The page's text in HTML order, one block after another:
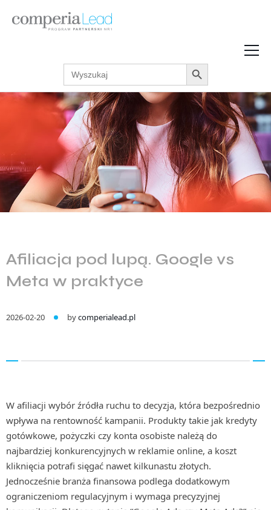
Strefa Wiedzy
Podcasty
Zarabiaj w internecie
Akcje promocyjne
Regulaminy
Search
for:
Search Button
Afiliacja pod lupą. Google vs
Meta w praktyce
2026-02-20 bycomperialead.pl
W afiliacji wybór źródła ruchu to decyzja, która bezpośrednio
wpływa na rentowność kampanii. Produkty takie jak kredyty
gotówkowe, pożyczki czy konta osobiste należą do
najbardziej konkurencyjnych w reklamie online, a koszt
kliknięcia potrafi sięgać nawet kilkunastu złotych.
Jednocześnie branża finansowa podlega dodatkowym
ograniczeniom regulacyjnym i wymaga precyzyjnej